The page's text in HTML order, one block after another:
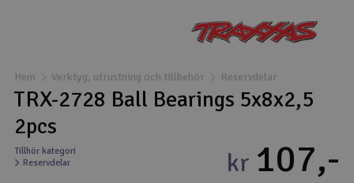
Drönare
Drönare för FPV
Flygplan
Hem Verktyg, utrustning och tillbehör Reservdelar
TRX-2728 Ball Bearings 5x8x2,5
2pcs
Tillhör kategori
Reservdelar
kr 107,-